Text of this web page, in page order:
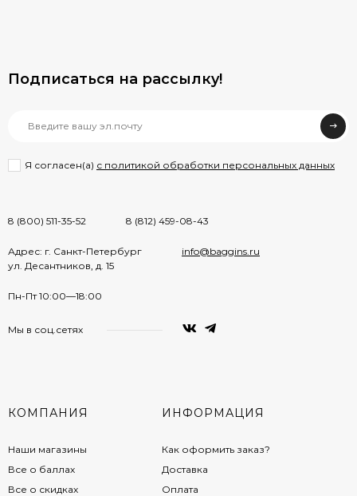
Подписаться на рассылкy!
Я согласен(a) с политикой обработки персональных данных
8 (800) 511-35-52 8 (812) 459-08-43
Адрес: г. Санкт-Петербург
ул. Десантников, д. 15
info@baggins.ru
Пн-Пт 10:00—18:00
Мы в соц.сетях
КОМПАНИЯ
Наши магазины
Все о баллах
Все о скидках
ИНФОРМАЦИЯ
Как оформить заказ?
Доставка
Оплата